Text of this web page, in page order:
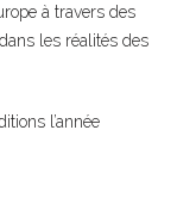
à travers des
les réalités des
l’année